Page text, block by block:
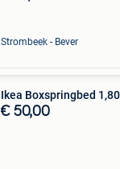
Strombeek - Bever
Ikea Boxspringbed
€ 50,00